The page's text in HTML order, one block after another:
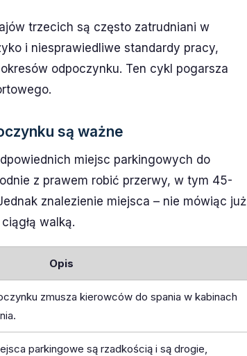
trzecich są często zatrudniani w
i niesprawiedliwe standardy pracy,
odpoczynku. Ten cykl pogarsza
są ważne
miejsc parkingowych do
z prawem robić przerwy, w tym 45-
znalezienie miejsca – nie mówiąc już
walką.
Opis
zmusza kierowców do spania w kabinach
parkingowe są rzadkością i są drogie,